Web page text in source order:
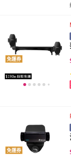
免運券
免運券